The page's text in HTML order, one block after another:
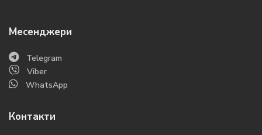
Месенджери
Telegram
Viber
WhatsApp
Контакти